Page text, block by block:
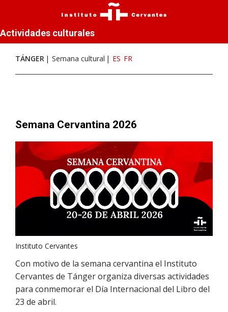
Actividades culturales
TÁNGER Semana cultural ES FR
Semana Cervantina 2026
Instituto Cervantes
Con motivo de la semana cervantina el Instituto
Cervantes de Tánger organiza diversas actividades
para conmemorar el Día Internacional del Libro del
23 de abril.